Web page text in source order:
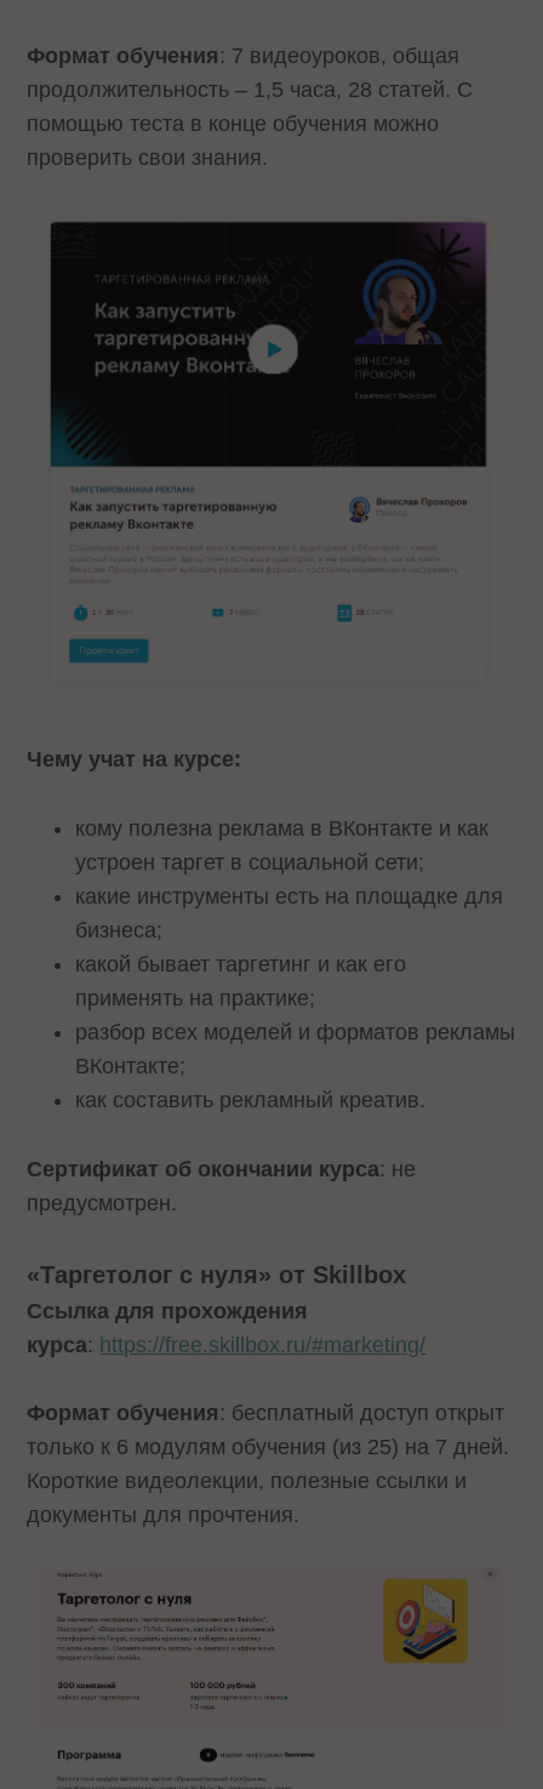
Формат обучения : 7 видеоуроков, общая
продолжительность – 1,5 часа, 28 статей. С
помощью теста в конце обучения можно
проверить свои знания.
Чему учат на курсе:
кому полезна реклама в ВКонтакте и как
устроен таргет в социальной сети;
какие инструменты есть на площадке для
бизнеса;
какой бывает таргетинг и как его
применять на практике;
разбор всех моделей и форматов рекламы
ВКонтакте;
как составить рекламный креатив.
Сертификат об окончании курса: не
предусмотрен.
«Таргетолог с нуля» от Skillbox
Ссылка для прохождения
курса: https://free.skillbox.ru/#marketing/
Формат обучения : бесплатный доступ открыт
только к 6 модулям обучения (из 25) на 7 дней.
Короткие видеолекции, полезные ссылки и
документы для прочтения.